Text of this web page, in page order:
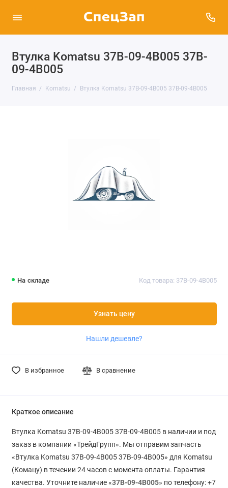
Втулка Komatsu 37B-09-4B005 37B-
09-4B005
Главная Komatsu Втулка Komatsu 37B-09-4B005 37B-09-4B005
На складе Код товара: 37B-09-4B005
Узнать цену
Нашли дешевле?
В избранное В сравнение
Краткое описание
Втулка Komatsu 37B-09-4B005 37B-09-4B005 в наличии и под
заказ в компании «ТрейдГрупп». Мы отправим запчасть
«Втулка Komatsu 37B-09-4B005 37B-09-4B005» для Komatsu
(Комацу) в течении 24 часов с момента оплаты. Гарантия
качества. Уточните наличие «37B-09-4B005» по телефону: +7